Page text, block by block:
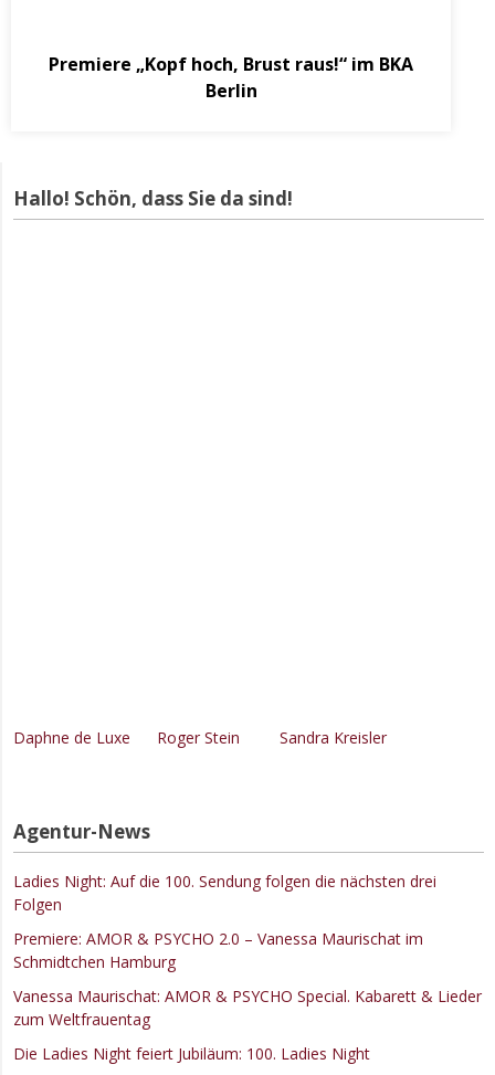
Premiere „Kopf hoch, Brust raus!“ im BKA
Berlin
Hallo! Schön, dass Sie da sind!
Daphne de Luxe Roger Stein Sandra Kreisler
Agentur-News
Ladies Night: Auf die 100. Sendung folgen die nächsten drei
Folgen
Premiere: AMOR & PSYCHO 2.0 – Vanessa Maurischat im
Schmidtchen Hamburg
Vanessa Maurischat: AMOR & PSYCHO Special. Kabarett & Lieder
zum Weltfrauentag
Die Ladies Night feiert Jubiläum: 100. Ladies Night